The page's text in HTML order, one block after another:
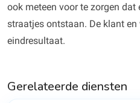
ook meteen voor te zorgen dat
straatjes ontstaan. De klant
eindresultaat.
Gerelateerde diensten